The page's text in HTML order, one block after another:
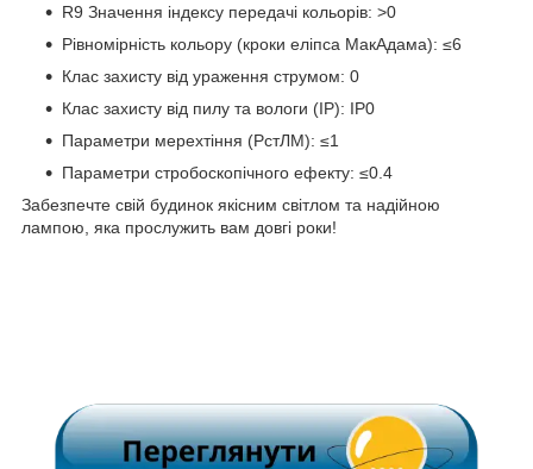
R9 Значення індексу передачі кольорів: >0
Рівномірність кольору (кроки еліпса МакАдама): ≤6
Клас захисту від ураження струмом: 0
Клас захисту від пилу та вологи (IP): IP0
Параметри мерехтіння (PстЛМ): ≤1
Параметри стробоскопічного ефекту: ≤0.4
Забезпечте свій будинок якісним світлом та надійною
лампою, яка прослужить вам довгі роки!